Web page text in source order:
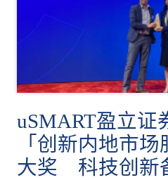
uSMART盈立证
「创新内地市场
大奖 科技创新